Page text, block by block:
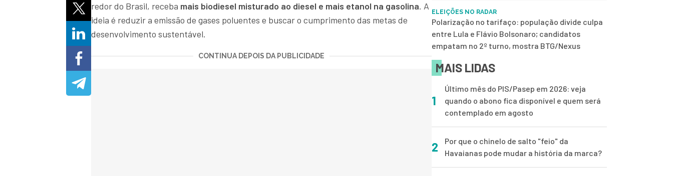
redor do Brasil, receba mais biodiesel misturado ao diesel e mais etanol na gasolina. A
ideia é reduzir a emissão de gases poluentes e buscar o cumprimento das metas de
desenvolvimento sustentável.
CONTINUA DEPOIS DA PUBLICIDADE
ELEIÇÕES NO RADAR
Polarização no tarifaço: população divide culpa
entre Lula e Flávio Bolsonaro; candidatos
empatam no 2º turno, mostra BTG/Nexus
MAIS LIDAS
1
Último mês do PIS/Pasep em 2026: veja
quando o abono fica disponível e quem será
contemplado em agosto
2
Por que o chinelo de salto "feio" da
Havaianas pode mudar a história da marca?